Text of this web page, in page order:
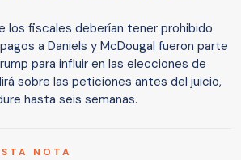
los fiscales deberían tener prohibido
a Daniels y McDougal fueron parte
para influir en las elecciones de
sobre las peticiones antes del juicio,
hasta seis semanas.
NOTA